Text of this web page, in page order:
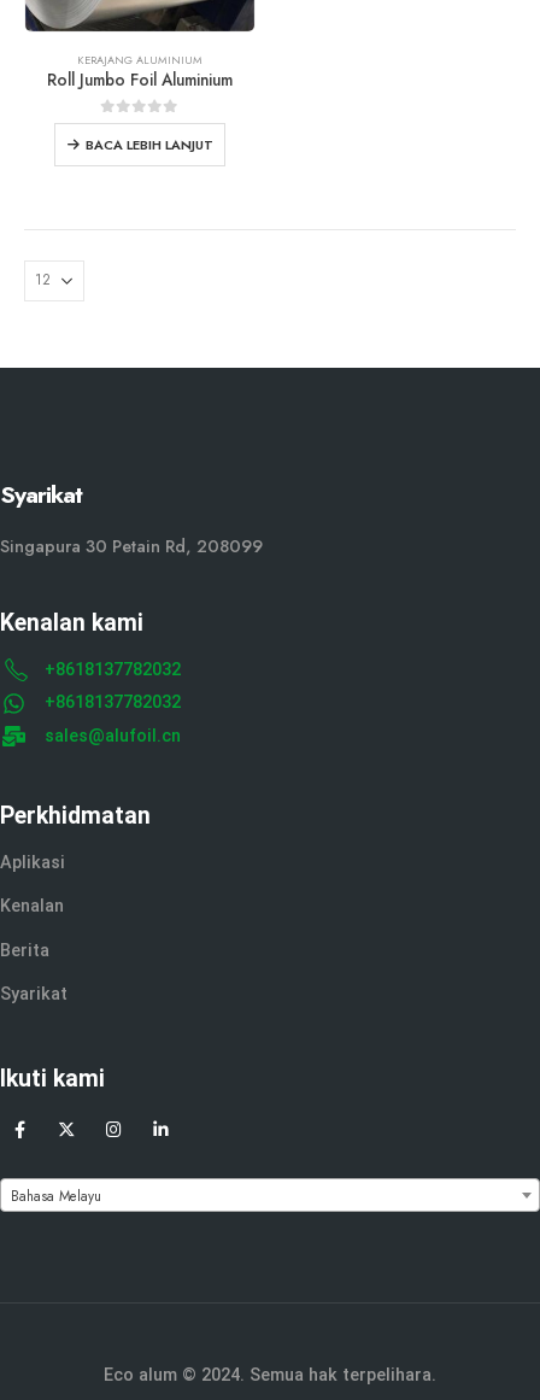
KERAJANG ALUMINIUM
Roll Jumbo Foil Aluminium
0keluar dari 5
BACA LEBIH LANJUT
Syarikat
Singapura 30 Petain Rd, 208099
Kenalan kami
+8618137782032
+8618137782032
sales@alufoil.cn
Perkhidmatan
Aplikasi
Kenalan
Berita
Syarikat
Ikuti kami
Bahasa Melayu
Eco alum © 2024. Semua hak terpelihara.